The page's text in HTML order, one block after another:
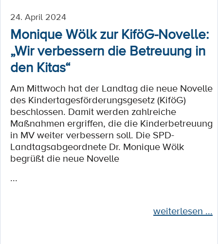
24. April 2024
Monique Wölk zur KiföG-Novelle:
„Wir verbessern die Betreuung in
den Kitas“
Am Mittwoch hat der Landtag die neue Novelle
des Kindertagesförderungsgesetz (KiföG)
beschlossen. Damit werden zahlreiche
Maßnahmen ergriffen, die die Kinderbetreuung
in MV weiter verbessern soll. Die SPD-
Landtagsabgeordnete Dr. Monique Wölk
begrüßt die neue Novelle
...
weiterlesen ...